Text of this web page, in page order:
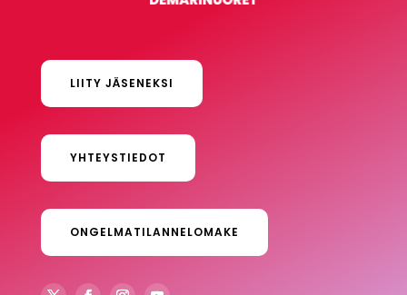
LIITY JÄSENEKSI
YHTEYSTIEDOT
ONGELMATILANNELOMAKE